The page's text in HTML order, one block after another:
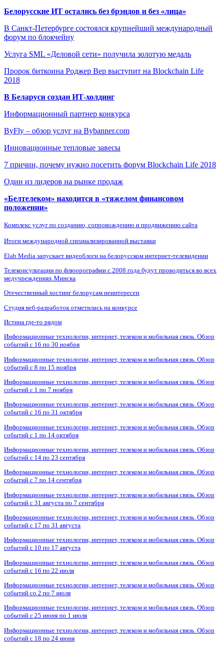
Белорусские ИТ остались без брэндов и без «лица»
В Санкт-Петербурге состоялся крупнейший международный
форум по блокчейну
Услуга SML «Деловой сети» получила золотую медаль
Пророк биткоина Роджер Вер выступит на Blockchain Life
2018
В Беларуси создан ИТ-холдинг
Информационный партнер конкурса
ByFly – обзор услуг на Bybanner.com
Инновационные тепловые завесы
7 причин, почему нужно посетить форум Blockchain Life 2018
Один из лидеров на рынке продаж
«Белтелеком» находится в «тяжелом финансовом
положении»
Комплекс услуг по созданию, сопровождению и продвижению сайта
Итоги международной специализированной выставки
Elab Media запускает видеоблоги на белорусском интернет-телевидении
Телеконсультации по флюорографии с 2008 года будут проводиться во всех
медучреждениях Минска
Отечественный хостинг белорусам неинтересен
Студия веб-разработок отметилась на конкурсе
Истина где-то рядом
Информационные технологии, интернет, телеком и мобильная связь. Обзор
событий с 16 по 30 ноября
Информационные технологии, интернет, телеком и мобильная связь. Обзор
событий с 8 по 15 ноября
Информационные технологии, интернет, телеком и мобильная связь. Обзор
событий с 1 по 7 ноября
Информационные технологии, интернет, телеком и мобильная связь. Обзор
событий с 16 по 31 октября
Информационные технологии, интернет, телеком и мобильная связь. Обзор
событий с 1 по 14 октября
Информационные технологии, интернет, телеком и мобильная связь. Обзор
событий с 14 по 23 сентября
Информационные технологии, интернет, телеком и мобильная связь. Обзор
событий с 7 по 14 сентября
Информационные технологии, интернет, телеком и мобильная связь. Обзор
событий с 31 августа по 7 сентября
Информационные технологии, интернет, телеком и мобильная связь. Обзор
событий с 17 по 31 августа
Информационные технологии, интернет, телеком и мобильная связь. Обзор
событий с 10 по 17 августа
Информационные технологии, интернет, телеком и мобильная связь. Обзор
событий с 16 по 22 июля
Информационные технологии, интернет, телеком и мобильная связь. Обзор
событий со 2 по 7 июля
Информационные технологии, интернет, телеком и мобильная связь. Обзор
событий с 25 июня по 1 июля
Информационные технологии, интернет, телеком и мобильная связь. Обзор
событий с 18 по 24 июня